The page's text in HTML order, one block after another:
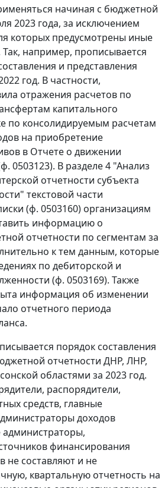
начиная с бюджетной
2023 года, за исключением
которых предусмотрены иные
например, прописывается
и представления
год. В частности,
отражения расчетов по
капитального
по консолидируемым расчетам
на приобретение
в Отчете о движении
0503123). В разделе 4 "Анализ
отчетности субъекта
текстовой части
(ф. 0503160) организациям
информацию о
отчетности по сегментам за
к тем данным, которые
по дебиторской и
(ф. 0503169). Также
информация об изменении
отчетного периода
порядок составления
отчетности ДНР, ЛНР,
областями за 2023 год.
распорядители,
средств, главные
доходов
финансирования
не составляют и не
квартальную отчетность на